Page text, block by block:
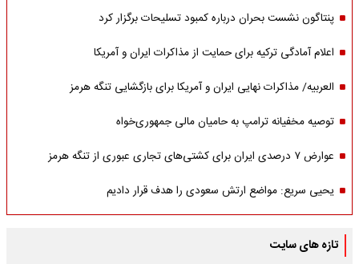
پنتاگون نشست بحران درباره کمبود تسلیحات برگزار کرد
اعلام آمادگی ترکیه برای حمایت از مذاکرات ایران و آمریکا
العربیه/ مذاکرات نهایی ایران و آمریکا برای بازگشایی تنگه هرمز
توصیه مخفیانه ترامپ به حامیان مالی جمهوری‌خواه
عوارض ۷ درصدی ایران برای کشتی‌های تجاری عبوری از تنگه هرمز
یحیی سریع: مواضع ارتش سعودی را هدف قرار دادیم
تازه های سایت